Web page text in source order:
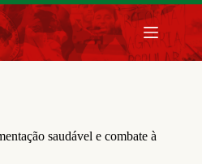
saudável e combate à